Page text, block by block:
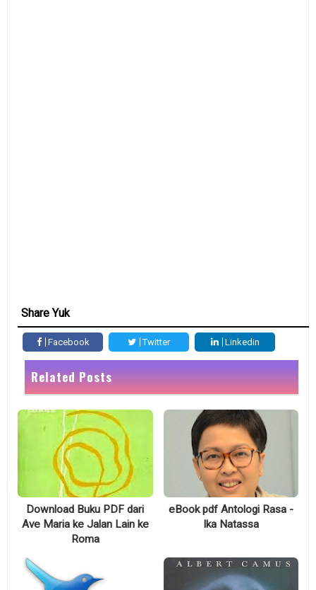
Share Yuk
Facebook Twitter Linkedin
Related Posts
Download Buku PDF dari
Ave Maria ke Jalan Lain ke
Roma
eBook pdf Antologi Rasa -
Ika Natassa